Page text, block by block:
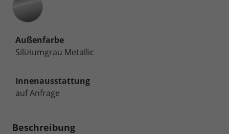
Außenfarbe
Siliziumgrau Metallic
Innenausstattung
auf Anfrage
Beschreibung